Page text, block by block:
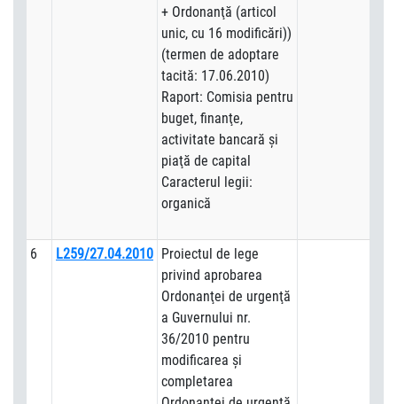
+ Ordonanţă (articol
unic, cu 16 modificări))
(termen de adoptare
tacită: 17.06.2010)
Raport: Comisia pentru
buget, finanţe,
activitate bancară şi
piaţă de capital
Caracterul legii:
organică
6 L259/27.04.2010 Proiectul de lege
privind aprobarea
Ordonanţei de urgenţă
a Guvernului nr.
36/2010 pentru
modificarea şi
completarea